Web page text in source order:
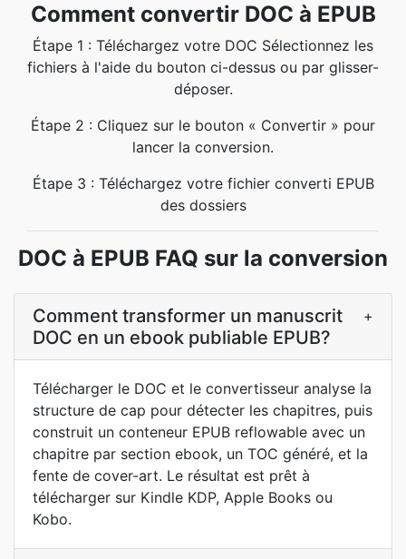
Comment convertir DOC à EPUB
Étape 1 : Téléchargez votre DOC Sélectionnez les
fichiers à l'aide du bouton ci-dessus ou par glisser-
déposer.
Étape 2 : Cliquez sur le bouton « Convertir » pour
lancer la conversion.
Étape 3 : Téléchargez votre fichier converti EPUB
des dossiers
DOC à EPUB FAQ sur la conversion
Comment transformer un manuscrit
DOC en un ebook publiable EPUB?
+
Télécharger le DOC et le convertisseur analyse la
structure de cap pour détecter les chapitres, puis
construit un conteneur EPUB reflowable avec un
chapitre par section ebook, un TOC généré, et la
fente de cover-art. Le résultat est prêt à
télécharger sur Kindle KDP, Apple Books ou
Kobo.